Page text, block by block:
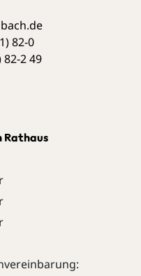
82-0
82-2 49
Rathaus